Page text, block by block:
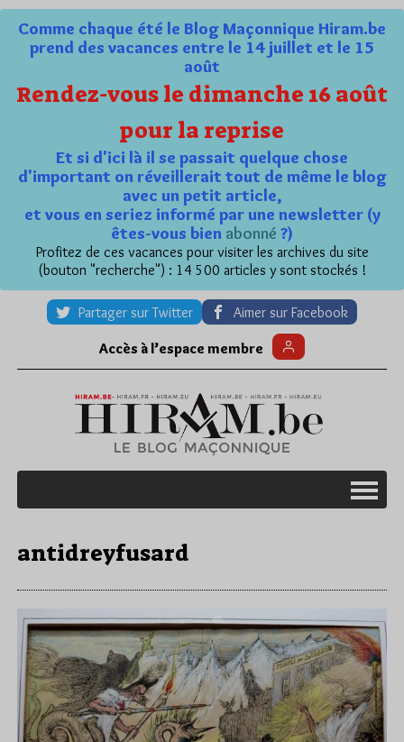
Comme chaque été le Blog Maçonnique Hiram.be
prend des vacances entre le 14 juillet et le 15
août
Rendez-vous le dimanche 16 août
pour la reprise
Et si d'ici là il se passait quelque chose
d'important on réveillerait tout de même le blog
avec un petit article,
et vous en seriez informé par une newsletter (y
êtes-vous bien abonné ?)
Profitez de ces vacances pour visiter les archives du site
(bouton "recherche") : 14 500 articles y sont stockés !
Partager sur Twitter Aimer sur Facebook
Accès à l’espace membre
antidreyfusard